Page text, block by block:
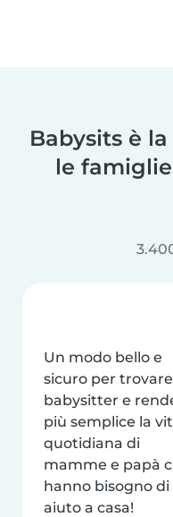
Babysits è
le
Un modo bello e
sicuro per trovare
babysitter e
più semplice la
quotidiana di
mamme e papà
hanno bisogno di
aiuto a casa!